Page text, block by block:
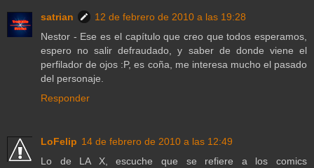
satrian
12 de febrero de 2010 a las 19:28
Nestor - Ese es el capítulo que creo que todos esperamos,
espero no salir defraudado, y saber de donde viene el
perfilador de ojos :P, es coña, me interesa mucho el pasado
del personaje.
Responder
LoFelip 14 de febrero de 2010 a las 12:49
Lo de LA X, escuche que se refiere a los comics